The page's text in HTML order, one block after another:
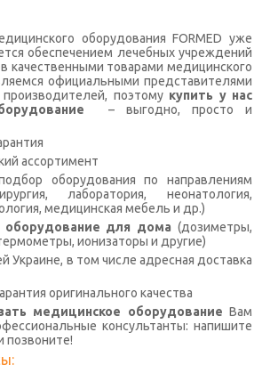
оборудования FORMED уже
обеспечением лечебных учреждений
качественными товарами медицинского
официальными представителями
поэтому купить у нас
– выгодно, просто и
ассортимент
оборудования по направлениям
лаборатория, неонатология,
медицинская мебель и др.)
оборудование для дома (дозиметры,
ионизаторы и другие)
Украине, в том числе адресная доставка
оригинального качества
медицинское оборудование Вам
консультанты: напишите
позвоните!